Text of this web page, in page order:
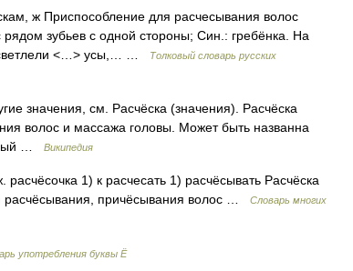
ж Приспособление для расчесывания волос
рядом зубьев с одной стороны; Син.: гребёнка. На
светлели <…> усы,… …
Толковый словарь русских
значения, см. Расчёска (значения). Расчёска
волос и массажа головы. Может быть названна
…
Википедия
1) к расчесать 1) расчёсывать Расчёска
расчёсывания, причёсывания волос …
Словарь многих
употребления буквы Ё